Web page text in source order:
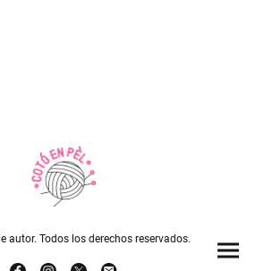
autor. Todos los derechos reservados.